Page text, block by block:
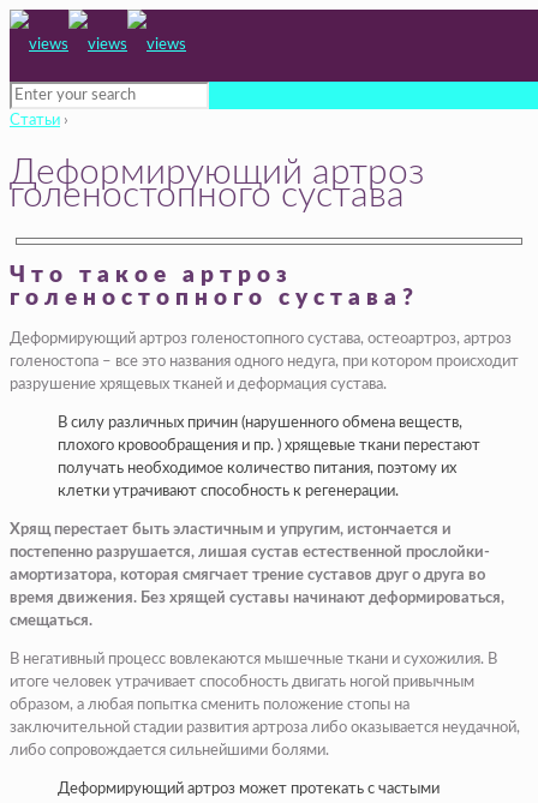
Статьи ›
Деформирующий артроз
голеностопного сустава
Что такое артроз
голеностопного сустава?
Деформирующий артроз голеностопного сустава, остеоартроз, артроз
голеностопа – все это названия одного недуга, при котором происходит
разрушение хрящевых тканей и деформация сустава.
В силу различных причин (нарушенного обмена веществ,
плохого кровообращения и пр. ) хрящевые ткани перестают
получать необходимое количество питания, поэтому их
клетки утрачивают способность к регенерации.
Хрящ перестает быть эластичным и упругим, истончается и
постепенно разрушается, лишая сустав естественной прослойки-
амортизатора, которая смягчает трение суставов друг о друга во
время движения. Без хрящей суставы начинают деформироваться,
смещаться.
В негативный процесс вовлекаются мышечные ткани и сухожилия. В
итоге человек утрачивает способность двигать ногой привычным
образом, а любая попытка сменить положение стопы на
заключительной стадии развития артроза либо оказывается неудачной,
либо сопровождается сильнейшими болями.
Деформирующий артроз может протекать с частыми